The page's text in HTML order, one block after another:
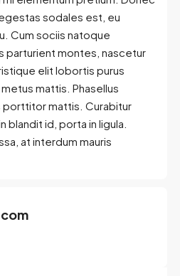
sodales est, eu
Cum sociis natoque
parturient montes, nascetur
elit lobortis purus
mattis. Phasellus
mattis. Curabitur
blandit id, porta in ligula.
at interdum mauris